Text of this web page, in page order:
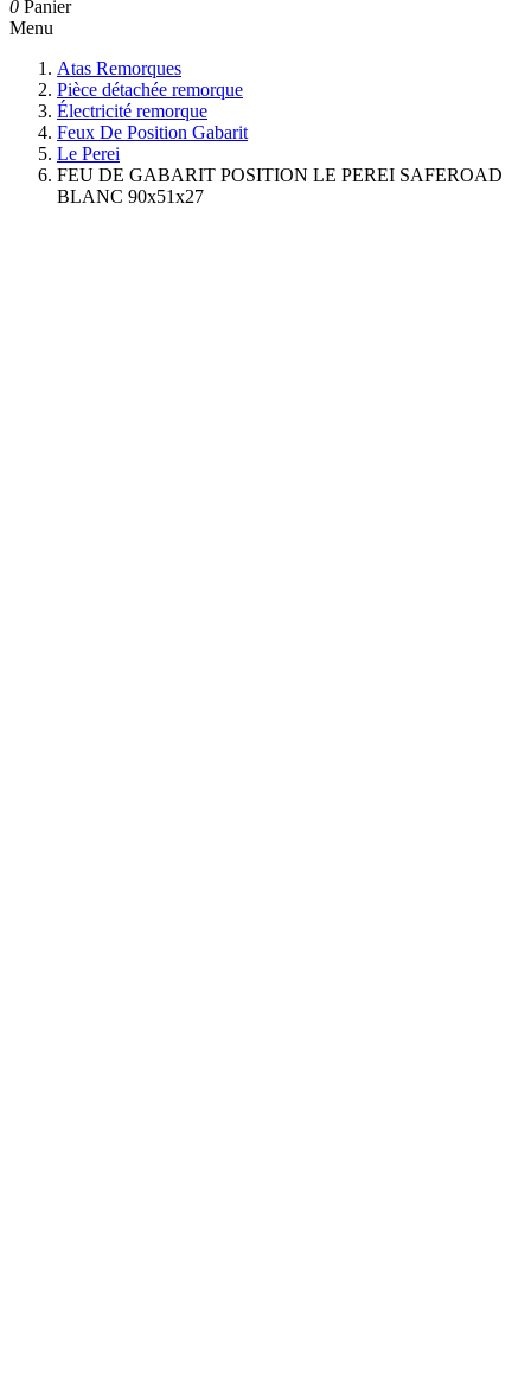
0 Panier
Menu
Atas Remorques
Pièce détachée remorque
Électricité remorque
Feux De Position Gabarit
Le Perei
FEU DE GABARIT POSITION LE PEREI SAFEROAD
BLANC 90x51x27